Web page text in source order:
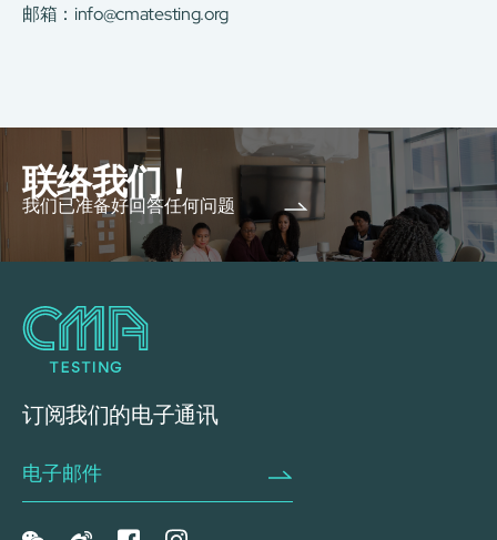
邮箱： info@cmatesting.org
联络我们！
我们已准备好回答任何问题
订阅我们的电子通讯